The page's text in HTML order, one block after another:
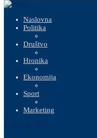
Naslovna
Politika
Društvo
Hronika
Ekonomija
Sport
Marketing